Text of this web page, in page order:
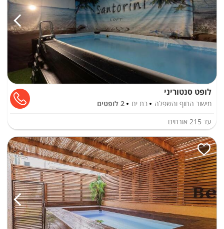
לופט סנטוריני
מישור החוף והשפלה בת ים
2 לופטים
עד 215 אורחים